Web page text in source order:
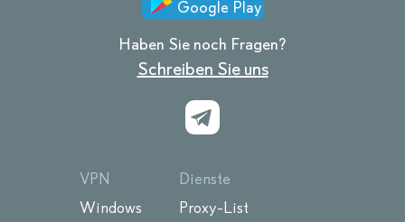
Google Play
Haben Sie noch Fragen?
Schreiben Sie uns
VPN
Windows
Dienste
Proxy-List